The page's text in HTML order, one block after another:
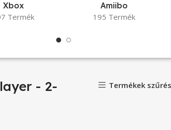
Xbox
Termék
Amiibo
195 Termék
- 2-
Termékek